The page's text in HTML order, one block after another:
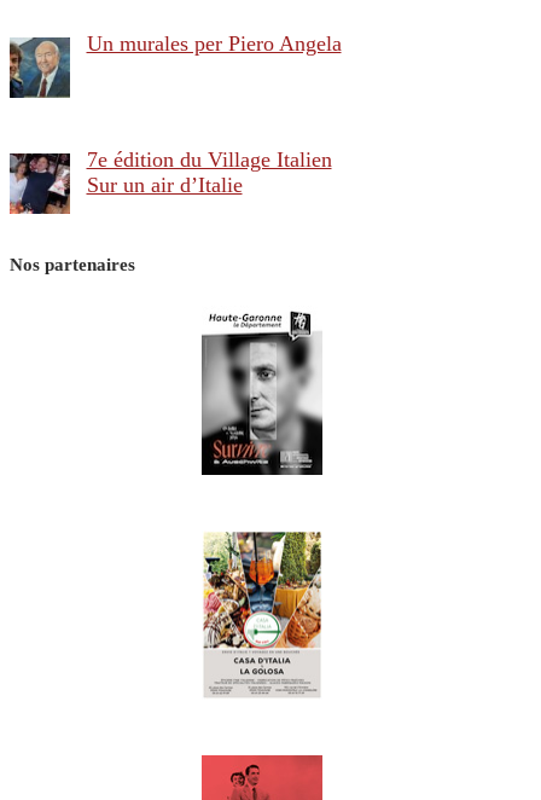
Un murales per Piero Angela
7e édition du Village Italien
Sur un air d’Italie
Nos partenaires